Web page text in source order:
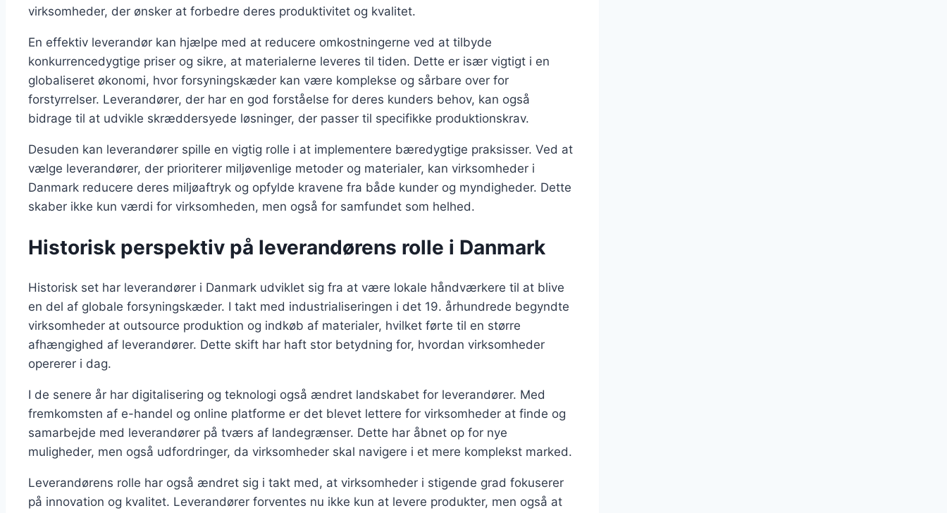
virksomheder, der ønsker at forbedre deres produktivitet og kvalitet.
En effektiv leverandør kan hjælpe med at reducere omkostningerne ved at tilbyde
konkurrencedygtige priser og sikre, at materialerne leveres til tiden. Dette er især vigtigt i en
globaliseret økonomi, hvor forsyningskæder kan være komplekse og sårbare over for
forstyrrelser. Leverandører, der har en god forståelse for deres kunders behov, kan også
bidrage til at udvikle skræddersyede løsninger, der passer til specifikke produktionskrav.
Desuden kan leverandører spille en vigtig rolle i at implementere bæredygtige praksisser. Ved at
vælge leverandører, der prioriterer miljøvenlige metoder og materialer, kan virksomheder i
Danmark reducere deres miljøaftryk og opfylde kravene fra både kunder og myndigheder. Dette
skaber ikke kun værdi for virksomheden, men også for samfundet som helhed.
Historisk perspektiv på leverandørens rolle i Danmark
Historisk set har leverandører i Danmark udviklet sig fra at være lokale håndværkere til at blive
en del af globale forsyningskæder. I takt med industrialiseringen i det 19. århundrede begyndte
virksomheder at outsource produktion og indkøb af materialer, hvilket førte til en større
afhængighed af leverandører. Dette skift har haft stor betydning for, hvordan virksomheder
opererer i dag.
I de senere år har digitalisering og teknologi også ændret landskabet for leverandører. Med
fremkomsten af e-handel og online platforme er det blevet lettere for virksomheder at finde og
samarbejde med leverandører på tværs af landegrænser. Dette har åbnet op for nye
muligheder, men også udfordringer, da virksomheder skal navigere i et mere komplekst marked.
Leverandørens rolle har også ændret sig i takt med, at virksomheder i stigende grad fokuserer
på innovation og kvalitet. Leverandører forventes nu ikke kun at levere produkter, men også at